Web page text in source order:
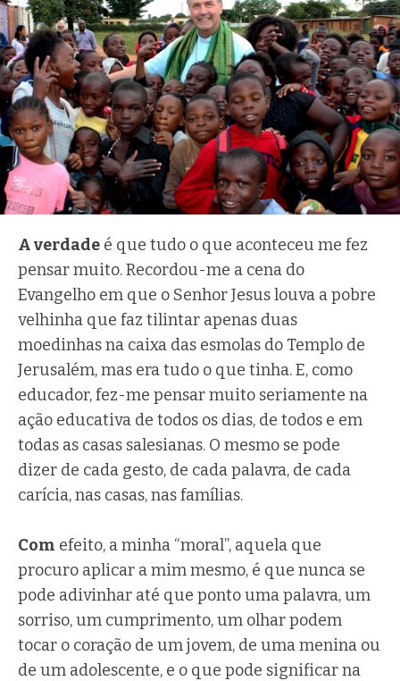
A verdade é que tudo o que aconteceu me fez
pensar muito. Recordou-me a cena do
Evangelho em que o Senhor Jesus louva a pobre
velhinha que faz tilintar apenas duas
moedinhas na caixa das esmolas do Templo de
Jerusalém, mas era tudo o que tinha. E, como
educador, fez-me pensar muito seriamente na
ação educativa de todos os dias, de todos e em
todas as casas salesianas. O mesmo se pode
dizer de cada gesto, de cada palavra, de cada
carícia, nas casas, nas famílias.
Com efeito, a minha “moral”, aquela que
procuro aplicar a mim mesmo, é que nunca se
pode adivinhar até que ponto uma palavra, um
sorriso, um cumprimento, um olhar podem
tocar o coração de um jovem, de uma menina ou
de um adolescente, e o que pode significar na